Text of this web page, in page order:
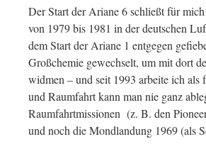
Der Start der Ariane 6 schließt für
von 1979 bis 1981 in der deutschen
dem Start der Ariane 1 entgegen
Großchemie gewechselt, um mit dort
widmen – und seit 1993 arbeite ich
und Raumfahrt kann man nie ganz
Raumfahrtmissionen (z. B. den
und noch die Mondlandung 1969 (als